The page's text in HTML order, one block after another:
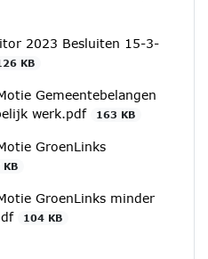
2023 Besluiten 15-3-
KB
Gemeentebelangen
werk.pdf
163 KB
GroenLinks
KB
GroenLinks minder
104 KB